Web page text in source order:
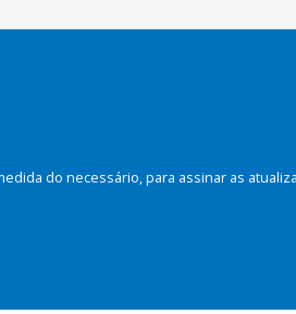
do necessário, para assinar as